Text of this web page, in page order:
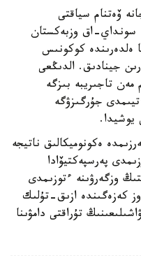
ۆەتنام سياقتى
سونداي-اق وزبەكستان
ەلدەرىندە كوكونىس
جينادىق. الدىڭعى
مەن تاجىريبە بىزگە
جۇرگىزۋگە
ەكونوميكالىق ناتيجە
پەرسپەكتيۆادا
وزگەرۋىنە ءتوزىمدى
كەزەگىندە ازىق-تۇلىك
تۇراقتى دامۋىنا